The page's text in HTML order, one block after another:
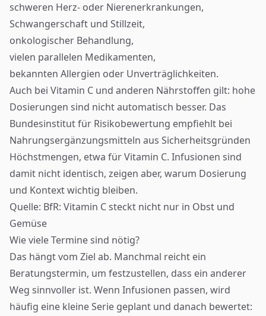
schweren Herz- oder Nierenerkrankungen,
Schwangerschaft und Stillzeit,
onkologischer Behandlung,
vielen parallelen Medikamenten,
bekannten Allergien oder Unverträglichkeiten.
Auch bei Vitamin C und anderen Nährstoffen gilt: hohe
Dosierungen sind nicht automatisch besser. Das
Bundesinstitut für Risikobewertung empfiehlt bei
Nahrungsergänzungsmitteln aus Sicherheitsgründen
Höchstmengen, etwa für Vitamin C. Infusionen sind
damit nicht identisch, zeigen aber, warum Dosierung
und Kontext wichtig bleiben.
Quelle: BfR: Vitamin C steckt nicht nur in Obst und
Gemüse
Wie viele Termine sind nötig?
Das hängt vom Ziel ab. Manchmal reicht ein
Beratungstermin, um festzustellen, dass ein anderer
Weg sinnvoller ist. Wenn Infusionen passen, wird
häufig eine kleine Serie geplant und danach bewertet: